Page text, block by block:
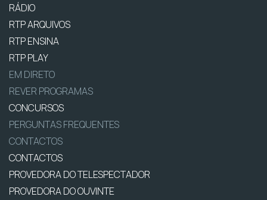
RÁDIO
RTP ARQUIVOS
RTP ENSINA
RTP PLAY
EM DIRETO
REVER PROGRAMAS
CONCURSOS
PERGUNTAS FREQUENTES
CONTACTOS
CONTACTOS
PROVEDORA DO TELESPECTADOR
PROVEDORA DO OUVINTE